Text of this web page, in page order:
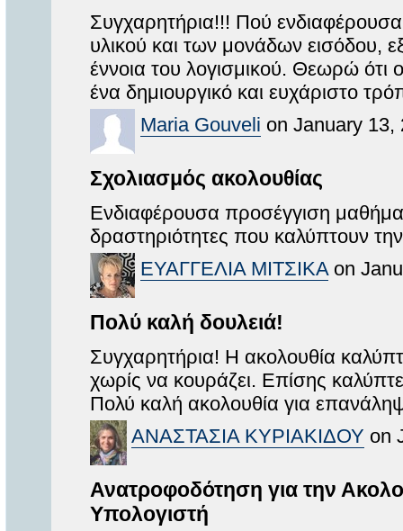
Συγχαρητήρια!!! Πού
υλικού και των μονάδων εισόδου,
έννοια του λογισμικού. Θεωρώ ότι
ένα δημιουργικό και ευχάριστο
Maria Gouveli on January 13,
Σχολιασμός ακολουθίας
Ενδιαφέρουσα προσέγγιση
δραστηριότητες που καλύπτουν
ΕΥΑΓΓΕΛΙΑ ΜΙΤΣΙΚΑ on
Πολύ καλή δουλειά!
Συγχαρητήρια! Η ακολουθία
χωρίς να κουράζει. Επίσης
Πολύ καλή ακολουθία για
ΑΝΑΣΤΑΣΙΑ ΚΥΡΙΑΚΙΔΟΥ on
Ανατροφοδότηση για την
Υπολογιστή